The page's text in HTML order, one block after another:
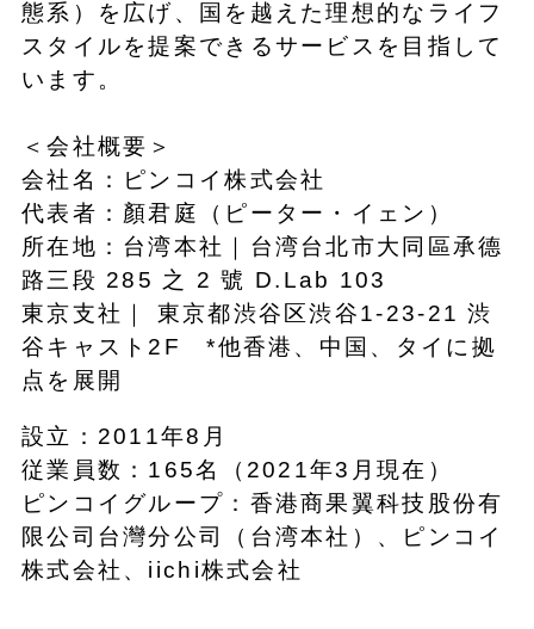
態系）を広げ、国を越えた理想的なライフ
スタイルを提案できるサービスを目指して
います。
＜会社概要＞
会社名：ピンコイ株式会社
代表者：顏君庭（ピーター・イェン）
所在地：台湾本社｜台湾台北市大同區承德
路三段 285 之 2 號 D.Lab 103
東京支社｜ 東京都渋谷区渋谷1-23-21 渋
谷キャスト2F *他香港、中国、タイに拠
点を展開
設立：2011年8月
従業員数：165名（2021年3月現在）
ピンコイグループ：香港商果翼科技股份有
限公司台灣分公司（台湾本社）、ピンコイ
株式会社、iichi株式会社